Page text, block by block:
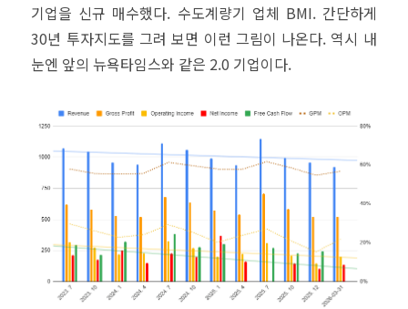
기업을 신규 매수했다. 수도계량기 업체 BMI. 간단하게
30년 투자지도를 그려 보면 이런 그림이 나온다. 역시 내
눈엔 앞의 뉴욕타임스와 같은 2.0 기업이다.